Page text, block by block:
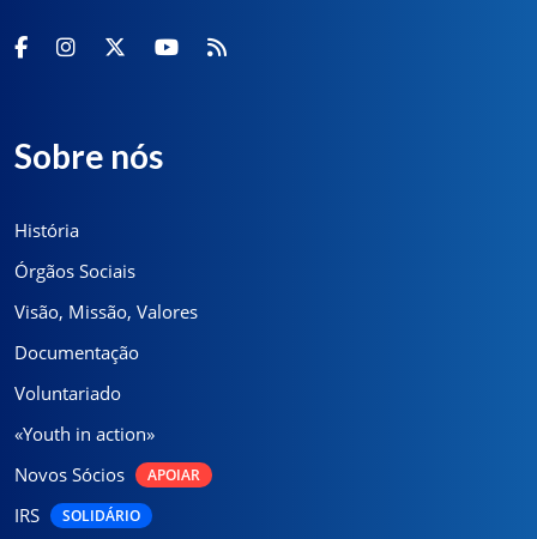
Sobre nós
História
Órgãos Sociais
Visão, Missão, Valores
Documentação
Voluntariado
«Youth in action»
Novos Sócios
APOIAR
IRS SOLIDÁRIO